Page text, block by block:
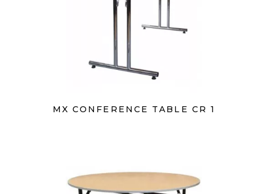
MX CONFERENCE TABLE CR 1